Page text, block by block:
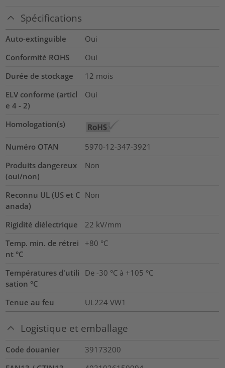
Spécifications
Auto-extinguible
Oui
Conformité ROHS
Oui
Durée de stockage
12 mois
ELV conforme (articl
e 4 - 2)
Oui
Homologation(s)
Numéro OTAN
5970-12-347-3921
Produits dangereux
(oui/non)
Non
Reconnu UL (US et C
anada)
Non
Rigidité diélectrique 22 kV/mm
Temp. min. de rétrei
nt °C
+80 °C
Températures d'utili
sation °C
De -30 °C à +105 °C
Tenue au feu UL224 VW1
Logistique et emballage
Code douanier
39173200